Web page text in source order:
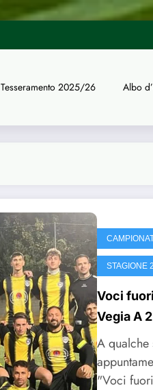
UISP Genova | Tre arbitri del
Tesseramento 2025/26 Albo
STAGIONE
Voci
Vegia A
A qualche
"Voci